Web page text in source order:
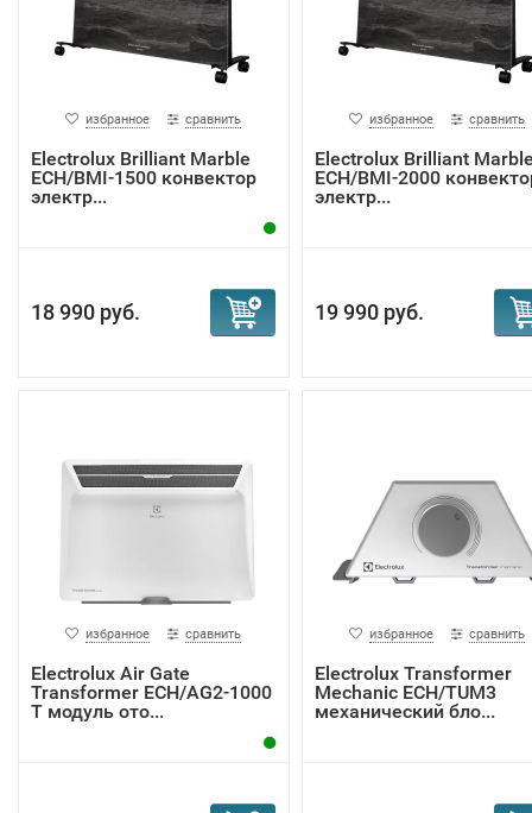
избранное сравнить
Electrolux Brilliant Marble
ECH/BMI-1500 конвектор
электр...
18 990 руб.
избранное сравнить
Electrolux Brilliant
ECH/BMI-2000
электр...
19 990 руб.
избранное сравнить
Electrolux Air Gate
Transformer ECH/AG2-1000
T модуль ото...
избранное сравнить
Electrolux Transformer
Mechanic ECH/TUM3
механический бло...